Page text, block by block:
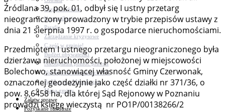
Bezpieczeństwo
Komunikacja
Parafie
Zarządzanie kryzysowe
C.ześć w gminie!
Budżet obywatelski
Nieodpłatna pomoc prawna
Niezbędnik mieszkańca PDF
Aplikacja mMieszkaniec
Mapa gminy
Załatw sprawę
Pozyskane fundusze
Źródlana 39, pok. 01, odbył się I ustny przetarg
nieograniczony prowadzony w trybie przepisów ustawy z
dnia 21 sierpnia 1997 r. o gospodarce nieruchomościami.
Przedmiotem I ustnego przetargu nieograniczonego była
dzierżawa nieruchomości, położonej w miejscowości
Bolechowo, stanowiącej własność Gminy Czerwonak,
oznaczonej geodezyjnie jako część działki nr 371/36, o
pow. 8,6458 ha, dla której Sąd Rejonowy w Poznaniu
prowadzi księgę wieczystą nr PO1P/00138266/2